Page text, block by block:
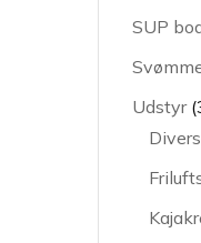
SUP
Udstyr